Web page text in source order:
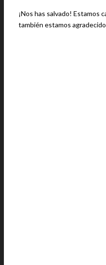
¡Nos has salvado! Estamos
también estamos